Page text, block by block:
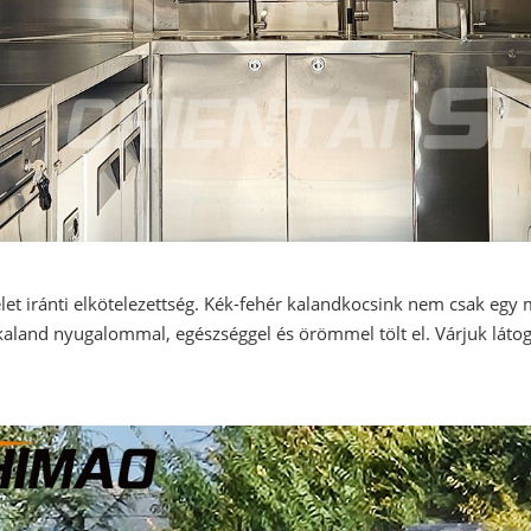
iránti elkötelezettség. Kék-fehér kalandkocsink nem csak egy
nyugalommal, egészséggel és örömmel tölt el. Várjuk